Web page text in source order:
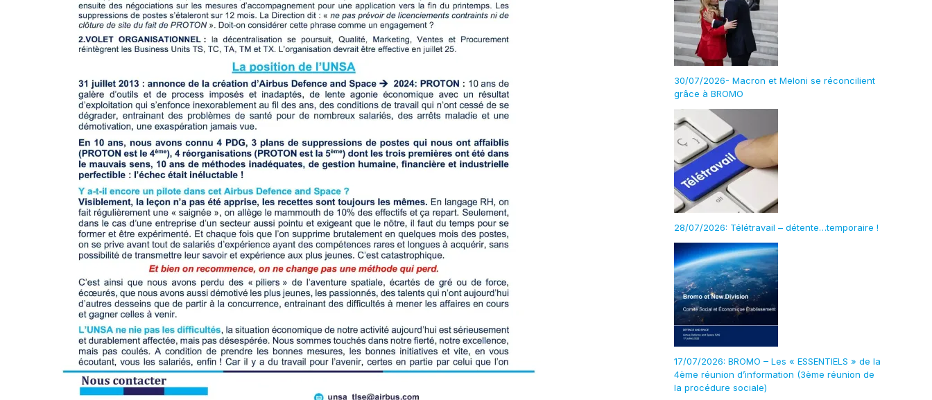
30/07/2026- Macron et Meloni se réconcilient
grâce à BROMO
28/07/2026: Télétravail – détente…temporaire !
17/07/2026: BROMO – Les « ESSENTIELS » de la
4ème réunion d’information (3ème réunion de
la procédure sociale)